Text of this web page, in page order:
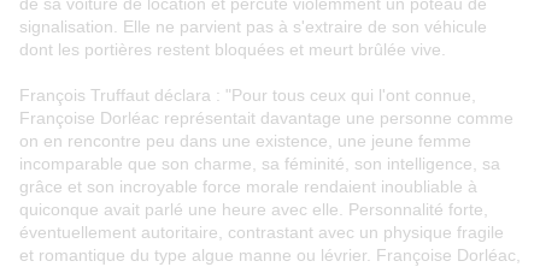
signalisation. Elle ne parvient pas à s'extraire de son véhicule
dont les portières restent bloquées et meurt brûlée vive.
François Truffaut déclara : "Pour tous ceux qui l'ont connue,
Françoise Dorléac représentait davantage une personne comme
on en rencontre peu dans une existence, une jeune femme
incomparable que son charme, sa féminité, son intelligence, sa
grâce et son incroyable force morale rendaient inoubliable à
quiconque avait parlé une heure avec elle. Personnalité forte,
éventuellement autoritaire, contrastant avec un physique fragile
et romantique du type algue manne ou lévrier. Françoise Dorléac,